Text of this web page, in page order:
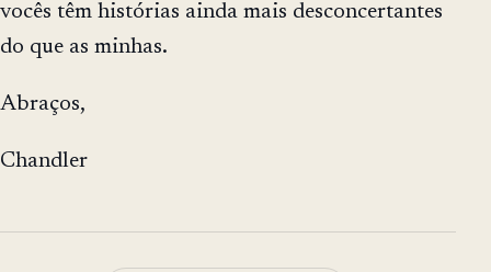
vocês têm histórias ainda mais desconcertantes
do que as minhas.
Abraços,
Chandler